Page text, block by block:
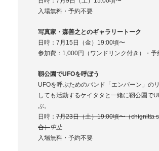
入場無料・予約不要
写真家・森善之とのギャラリートーク
日時：7月15日（金）19:00頃〜
参加費：1,000円（ワンドリンク付き）・予
靱公園でUFOを呼ぼう
UFOを呼ぶためのバンド「エンバーン」の
しても活動するケイタタと一緒に靱公園で
ぶ。
日時： 7月23日（土）19:00頃〜（chignitta
合）中止
入場無料・予約不要